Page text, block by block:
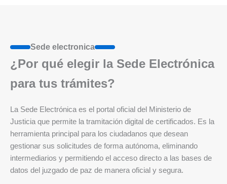
Sede electronica
¿Por qué elegir la Sede Electrónica
para tus trámites?
La Sede Electrónica es el portal oficial del Ministerio de
Justicia que permite la tramitación digital de certificados. Es la
herramienta principal para los ciudadanos que desean
gestionar sus solicitudes de forma autónoma, eliminando
intermediarios y permitiendo el acceso directo a las bases de
datos del juzgado de paz de manera oficial y segura.